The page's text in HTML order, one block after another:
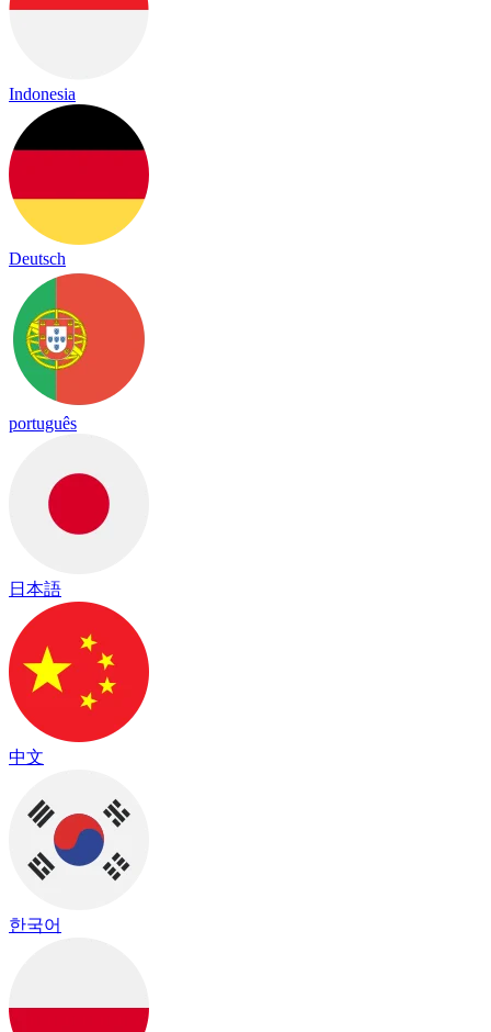
Indonesia
Deutsch
português
日本語
中文
한국어